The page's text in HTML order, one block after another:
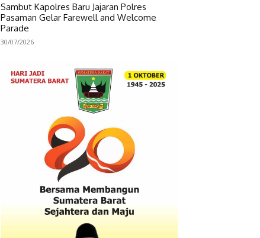
Sambut Kapolres Baru Jajaran Polres
Pasaman Gelar Farewell and Welcome
Parade
30/07/2026